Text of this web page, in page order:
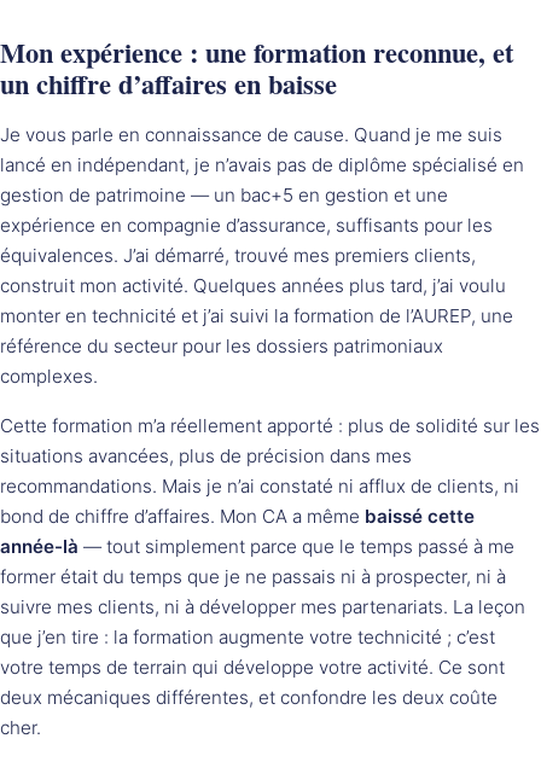
Mon expérience : une formation reconnue, et
un chiffre d’affaires en baisse
Je vous parle en connaissance de cause. Quand je me suis
lancé en indépendant, je n’avais pas de diplôme spécialisé en
gestion de patrimoine — un bac+5 en gestion et une
expérience en compagnie d’assurance, suffisants pour les
équivalences. J’ai démarré, trouvé mes premiers clients,
construit mon activité. Quelques années plus tard, j’ai voulu
monter en technicité et j’ai suivi la formation de l’AUREP, une
référence du secteur pour les dossiers patrimoniaux
complexes.
Cette formation m’a réellement apporté : plus de solidité sur les
situations avancées, plus de précision dans mes
recommandations. Mais je n’ai constaté ni afflux de clients, ni
bond de chiffre d’affaires. Mon CA a même baissé cette
année-là — tout simplement parce que le temps passé à me
former était du temps que je ne passais ni à prospecter, ni à
suivre mes clients, ni à développer mes partenariats. La leçon
que j’en tire : la formation augmente votre technicité ; c’est
votre temps de terrain qui développe votre activité. Ce sont
deux mécaniques différentes, et confondre les deux coûte
cher.